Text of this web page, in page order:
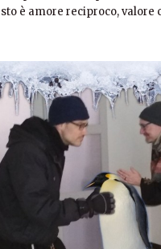
è amore reciproco,